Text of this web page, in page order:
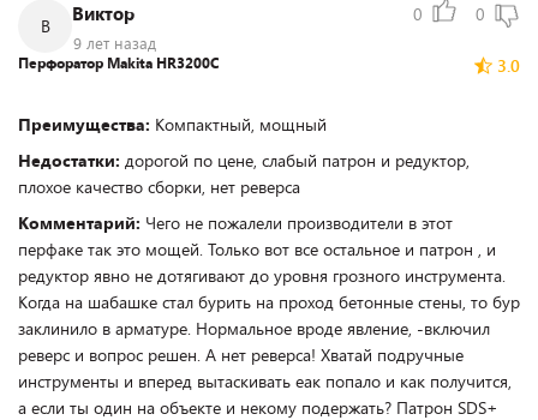
В
Виктор
9 лет назад
0 0
3.0
Перфоратор Makita HR3200C
Преимущества: Компактный, мощный
Недостатки: дорогой по цене, слабый патрон и редуктор,
плохое качество сборки, нет реверса
Комментарий: Чего не пожалели производители в этот
перфаке так это мощей. Только вот все остальное и патрон , и
редуктор явно не дотягивают до уровня грозного инструмента.
Когда на шабашке стал бурить на проход бетонные стены, то бур
заклинило в арматуре. Нормальное вроде явление, -включил
реверс и вопрос решен. А нет реверса! Хватай подручные
инструменты и вперед вытаскивать еак попало и как получится,
а если ты один на объекте и некому подержать? Патрон SDS+